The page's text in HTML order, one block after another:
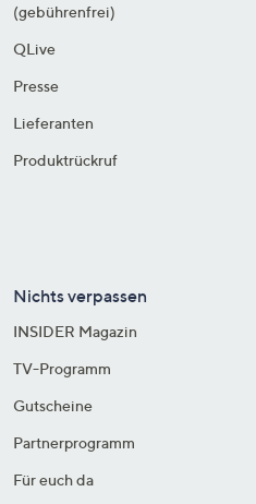
(gebührenfrei)
QLive
Presse
Lieferanten
Produktrückruf
Nichts verpassen
INSIDER Magazin
TV-Programm
Gutscheine
Partnerprogramm
Für euch da